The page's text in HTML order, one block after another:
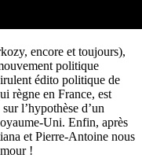
encore et toujours),
politique
édito politique de
règne en France, est
l’hypothèse d’un
Uni. Enfin, après
et Pierre-Antoine nous
!